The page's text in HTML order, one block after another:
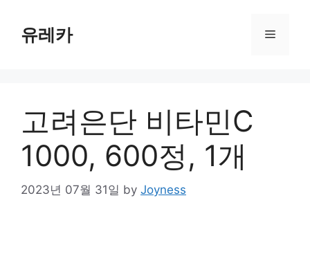
content유레카 Menu
고려은단 비타민C
1000, 600정, 1개
2023년 07월 31일 by Joyness